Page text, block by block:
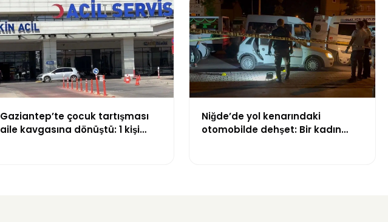
Gaziantep’te çocuk tartışması
aile kavgasına dönüştü: 1 kişi
Niğde’de yol kenarındaki
otomobilde dehşet: Bir kadın